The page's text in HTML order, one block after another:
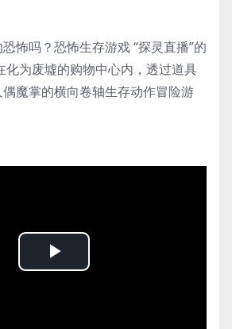
怖吗？恐怖生存游戏 “探灵直播”的
化为废墟的购物中心内，透过道具
魔掌的横向卷轴生存动作冒险游
Play